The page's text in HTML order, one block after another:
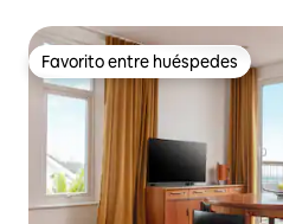
Favorito entre huéspedes
Favorito entre huéspedes